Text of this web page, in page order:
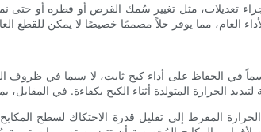
تعديلات، مثل تغيير سُمك القرص أو قطره أو
في الحفاظ على أداء كبح ثابت، لا سيما في ظروف
المفرط إلى تقليل قدرة الاحتكاك لسطح